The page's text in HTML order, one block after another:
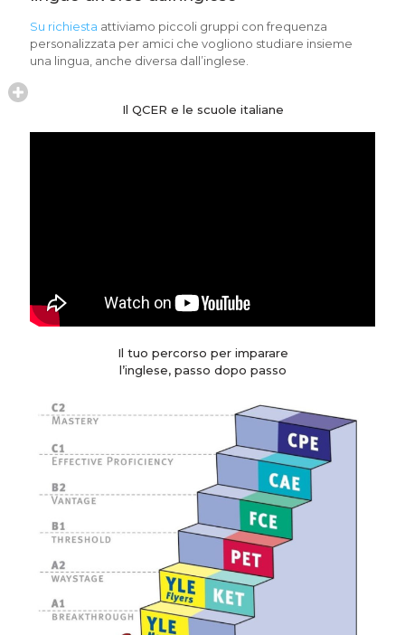
Su richiesta attiviamo piccoli gruppi con frequenza
personalizzata per amici che vogliono studiare insieme
una lingua, anche diversa dall’inglese.
Il QCER e le scuole italiane
Il tuo percorso per imparare
l’inglese, passo dopo passo